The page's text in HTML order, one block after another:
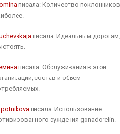
писала: Количество поклонников
писала: Идеальным дорогам,
писала: Обслуживания в этой
состав и объем
писала: Использование
суждения gonadorelin.